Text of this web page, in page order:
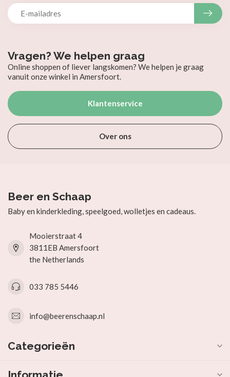
Vragen? We helpen graag
Online shoppen of liever langskomen? We helpen je graag
vanuit onze winkel in Amersfoort.
Klantenservice
Over ons
Beer en Schaap
Baby en kinderkleding, speelgoed, wolletjes en cadeaus.
Mooierstraat 4
3811EB Amersfoort
the Netherlands
033 785 5446
info@beerenschaap.nl
Categorieën